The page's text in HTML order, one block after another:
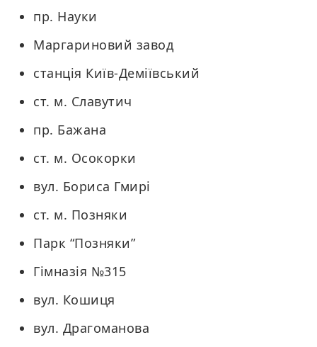
пр. Науки
Маргариновий завод
станція Київ-Деміївський
ст. м. Славутич
пр. Бажана
ст. м. Осокорки
вул. Бориса Гмирі
ст. м. Позняки
Парк “Позняки”
Гімназія №315
вул. Кошиця
вул. Драгоманова